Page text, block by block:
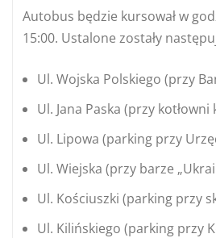
Autobus będzie kursował w
15:00. Ustalone zostały
Ul. Wojska Polskiego (przy
Ul. Jana Paska (przy
Ul. Lipowa (parking przy
Ul. Wiejska (przy barze
Ul. Kościuszki (parking przy
Ul. Kilińskiego (parking przy